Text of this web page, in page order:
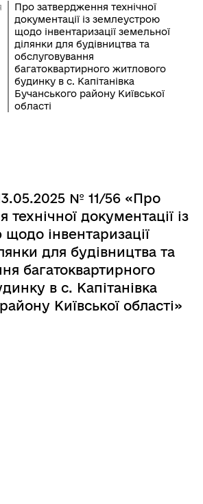
Про затвердження технічної
документації із землеустрою
щодо інвентаризації земельної
ділянки для будівництва та
обслуговування
багатоквартирного житлового
будинку в с. Капітанівка
Бучанського району Київської
області
№ 11/56 «Про
документації із
інвентаризації
для будівництва та
багатоквартирного
в с. Капітанівка
Київської області»